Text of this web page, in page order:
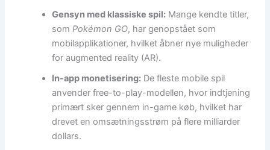
Gensyn med klassiske spil: Mange kendte titler,
somPokémon GO, har genopstået som
mobilapplikationer, hvilket åbner nye muligheder
for augmented reality (AR).
In-app monetisering: De fleste mobile spil
anvender free-to-play-modellen, hvor indtjening
primært sker gennem in-game køb, hvilket har
drevet en omsætningsstrøm på flere milliarder
dollars.